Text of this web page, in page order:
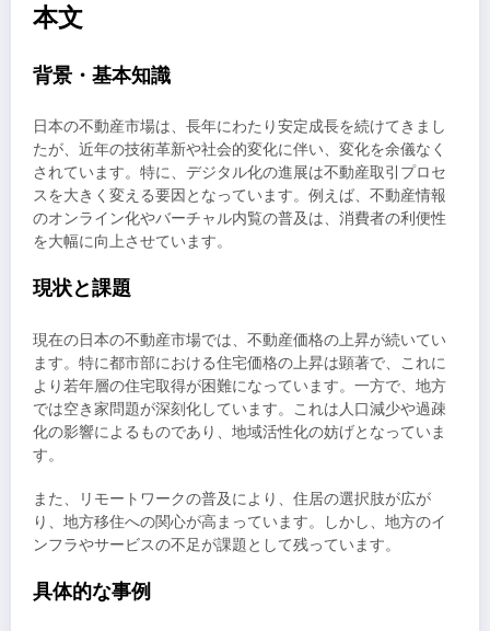
本文
背景・基本知識
日本の不動産市場は、長年にわたり安定成長を続けてきまし
たが、近年の技術革新や社会的変化に伴い、変化を余儀なく
されています。特に、デジタル化の進展は不動産取引プロセ
スを大きく変える要因となっています。例えば、不動産情報
のオンライン化やバーチャル内覧の普及は、消費者の利便性
を大幅に向上させています。
現状と課題
現在の日本の不動産市場では、不動産価格の上昇が続いてい
ます。特に都市部における住宅価格の上昇は顕著で、これに
より若年層の住宅取得が困難になっています。一方で、地方
では空き家問題が深刻化しています。これは人口減少や過疎
化の影響によるものであり、地域活性化の妨げとなっていま
す。
また、リモートワークの普及により、住居の選択肢が広が
り、地方移住への関心が高まっています。しかし、地方のイ
ンフラやサービスの不足が課題として残っています。
具体的な事例